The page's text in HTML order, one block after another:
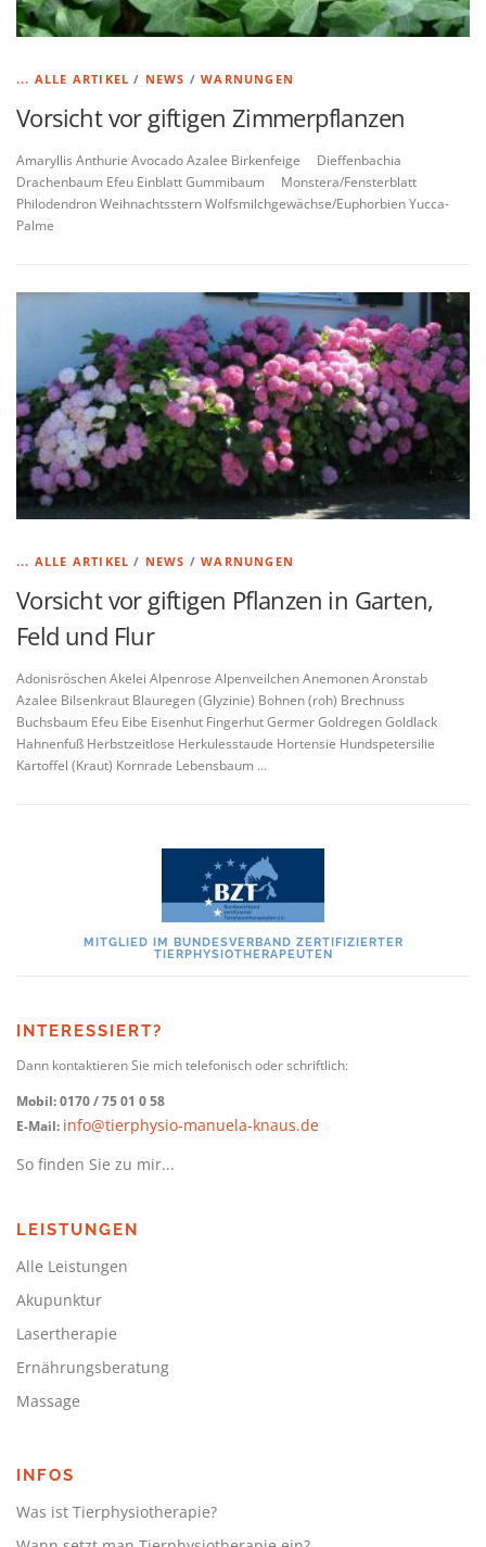
... ALLE ARTIKEL / NEWS /WARNUNGEN
Vorsicht vor giftigen Zimmerpflanzen
Amaryllis Anthurie Avocado Azalee Birkenfeige Dieffenbachia
Drachenbaum Efeu Einblatt Gummibaum Monstera/Fensterblatt
Philodendron Weihnachtsstern Wolfsmilchgewächse/Euphorbien Yucca-
Palme
... ALLE ARTIKEL / NEWS /WARNUNGEN
Vorsicht vor giftigen Pflanzen in Garten,
Feld und Flur
Adonisröschen Akelei Alpenrose Alpenveilchen Anemonen Aronstab
Azalee Bilsenkraut Blauregen (Glyzinie) Bohnen (roh) Brechnuss
Buchsbaum Efeu Eibe Eisenhut Fingerhut Germer Goldregen Goldlack
Hahnenfuß Herbstzeitlose Herkulesstaude Hortensie Hundspetersilie
Kartoffel (Kraut) Kornrade Lebensbaum …
MITGLIED IM BUNDESVERBAND ZERTIFIZIERTER
TIERPHYSIOTHERAPEUTEN
INTERESSIERT?
Dann kontaktieren Sie mich telefonisch oder schriftlich:
Mobil: 0170 / 75 01 0 58
E-Mail: info@tierphysio-manuela-knaus.de
So finden Sie zu mir...
LEISTUNGEN
Alle Leistungen
Akupunktur
Lasertherapie
Ernährungsberatung
Massage
INFOS
Was ist Tierphysiotherapie?